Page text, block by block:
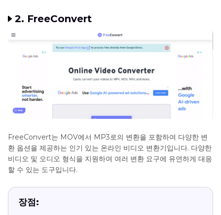
2. FreeConvert
FreeConvert는 MOV에서 MP3로의 변환을 포함하여 다양한 변
환 옵션을 제공하는 인기 있는 온라인 비디오 변환기입니다. 다양한
비디오 및 오디오 형식을 지원하여 여러 변환 요구에 유연하게 대응
할 수 있는 도구입니다.
장점: